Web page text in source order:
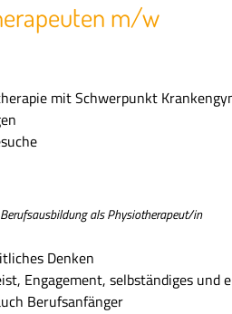
m/w
mit Schwerpunkt
als Physiotherapeut/in
Denken
Engagement, selbständiges
Berufsanfänger